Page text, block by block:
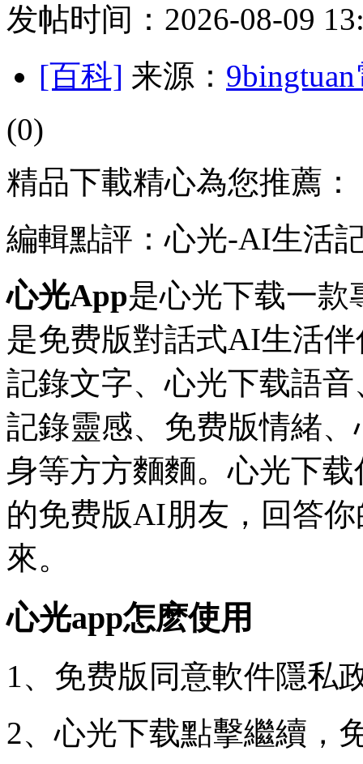
发帖时间：2026-08-09
[百科] 来源：
(0)
精品下載精心為您推薦：
編輯點評：心光-AI生活
心光App是心光下载一
是免费版對話式AI生活
記錄文字、心光下载語音
記錄靈感、免费版情緒
身等方方麵麵。心光下
的免费版AI朋友，回答
來。
心光app怎麽使用
1、免费版同意軟件隱私
2、心光下载點擊繼續，